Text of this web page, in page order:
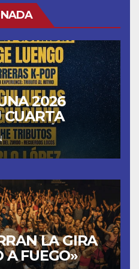
2026
CUARTA
SÁBADO
GUARDIA
LA GIRA
A FUEGO»